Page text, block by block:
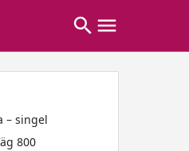
– singel
800